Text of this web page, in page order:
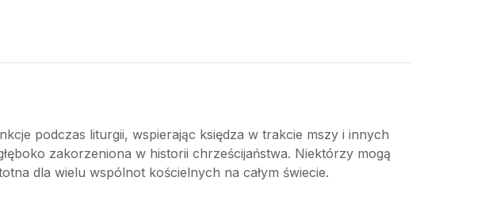
podczas liturgii, wspierając księdza w trakcie mszy i innych
zakorzeniona w historii chrześcijaństwa. Niektórzy mogą
dla wielu wspólnot kościelnych na całym świecie.